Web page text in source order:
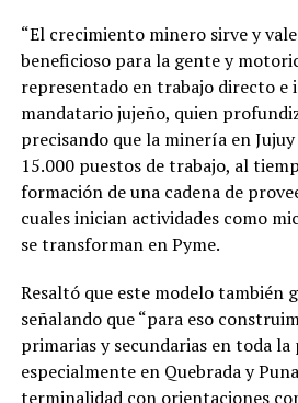
“El crecimiento minero sirve y
beneficioso para la gente y
representado en trabajo directo e
mandatario jujeño, quien
precisando que la minería en
15.000 puestos de trabajo, al
formación de una cadena de
cuales inician actividades como
se transforman en Pyme.
Resaltó que este modelo también
señalando que “para eso
primarias y secundarias en toda la
especialmente en Quebrada y
terminalidad con orientaciones